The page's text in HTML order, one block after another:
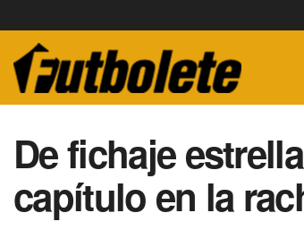
De fichaje
capítulo en la